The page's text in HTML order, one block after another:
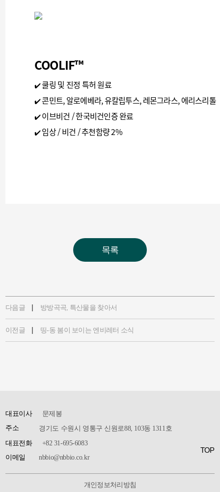
COOLIF™
✔️쿨링 및 진정 특허 원료
✔️콘민트, 알로에베라, 유칼립투스, 레몬그라스, 에리스리톨
✔️이브비건 / 한국비건인증 완료
✔️임상 / 비건 / 추천함량 2%
목록
다음글 방방곡곡, 특산물을 찾아서
이전글 띵-동 봄이 보이는 엔비레터 소식
TOP
대표이사
문제봉
주소
경기도 수원시 영통구 신원로88, 103동 1311호
대표전화
+82 31-695-6083
이메일
nbbio@nbbio.co.kr
개인정보처리방침